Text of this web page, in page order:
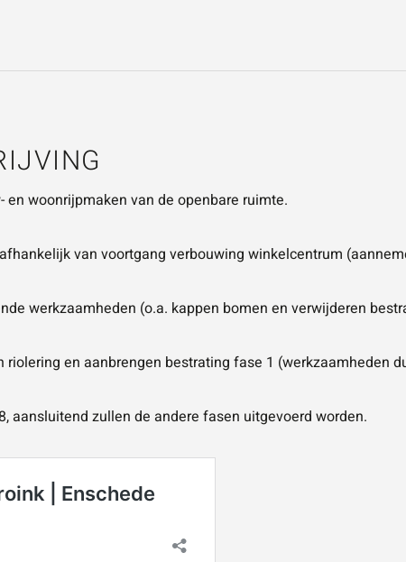
woonrijpmaken van de openbare ruimte.
van voortgang verbouwing winkelcentrum
werkzaamheden (o.a. kappen bomen en verwijderen
en aanbrengen bestrating fase 1 (werkzaamheden
aansluitend zullen de andere fasen uitgevoerd worden.